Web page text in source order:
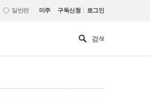
일반판 미주 구독신청 | 로그인